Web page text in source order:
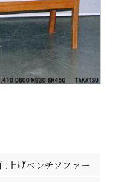
上げベンチソファー